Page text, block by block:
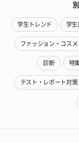
学生トレンド 学生
ファッション・コスメ
診断 特
テスト・レポート対策